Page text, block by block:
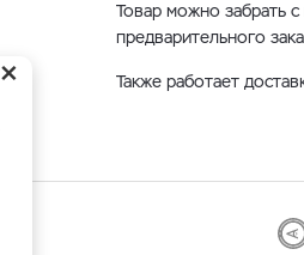
Товар можно забрать
предварительного
Также работает
×